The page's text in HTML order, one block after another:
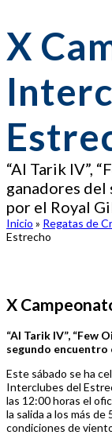
X
“Al Tarik IV”,
ganadores
por el Royal
Inicio » Regatas de
Estrecho
X
“Al Tarik IV”, “Few
segundo
Este sábado se ha
Interclubes del
las 12:00 horas el
la salida a los más
condiciones de